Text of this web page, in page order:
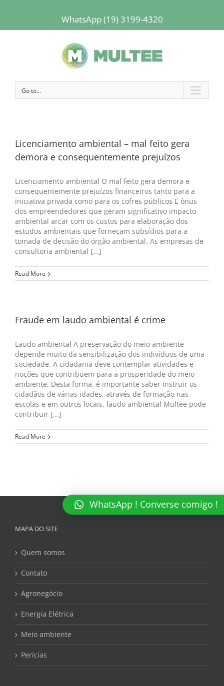
WhatsApp (19) 3199-4320
Go to...
Licenciamento ambiental – mal feito gera
demora e consequentemente prejuízos
Licenciamento ambiental O mal feito gera demora e
consequentemente prejuízos financeiros tanto para a
iniciativa privada como para os cofres públicos É ônus
dos empreendedores que geram significativo impacto
ambiental arcar com os custos para elaboração dos
estudos ambientais que forneçam subsídios para a
tomada de decisão do órgão ambiental. As empresas de
consultoria ambiental [...]
Read More
Fraude em laudo ambiental é crime
Laudo ambiental A preservação do meio ambiente
depende muito da sensibilização dos indivíduos de uma
sociedade. A cidadania deve contemplar atividades e
noções que contribuem para a prosperidade do meio
ambiente. Desta forma, é importante saber instruir os
cidadãos de várias idades, através de formação nas
escolas e em outros locais. laudo ambiental Multee pode
contribuir [...]
Read More
MAPA DO SITE
Quem somos
Contato
Agronegócio
Energia Elétrica
Meio ambiente
Perícias
WhatsApp ! Converse comigo !